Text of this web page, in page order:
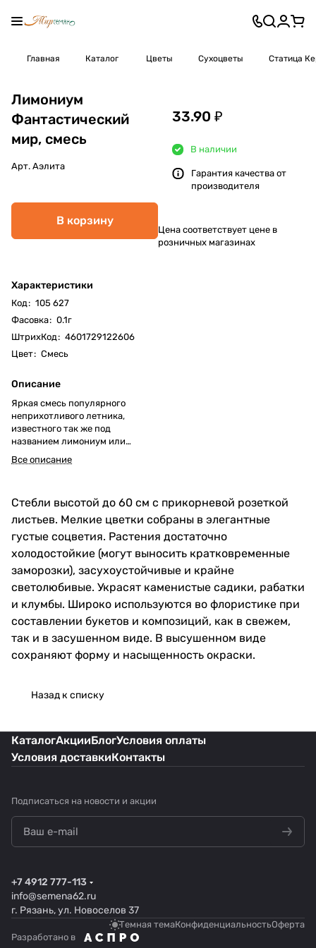
Главная Каталог Цветы Сухоцветы Статица
Лимониум
Фантастический
мир, смесь
Арт. Аэлита
В корзину
Характеристики
Код: 105 627
Фасовка: 0.1г
ШтрихКод: 4601729122606
Цвет: Смесь
Описание
Яркая смесь популярного
неприхотливого летника,
известного так же под
названием лимониум или
статице.
Все описание
33.90 ₽
В наличии
Гарантия качества от
производителя
Цена соответствует цене в
розничных магазинах
Стебли высотой до 60 см с прикорневой розеткой
листьев. Мелкие цветки собраны в элегантные
густые соцветия. Растения достаточно
холодостойкие (могут выносить кратковременные
заморозки), засухоустойчивые и крайне
светолюбивые. Украсят каменистые садики, рабатки
и клумбы. Широко используются во флористике при
составлении букетов и композиций, как в свежем,
так и в засушенном виде. В высушенном виде
сохраняют форму и насыщенность окраски.
Назад к списку
КаталогАкцииБлогУсловия оплаты
Условия доставкиКонтакты
Подписаться на новости и акции
+7 4912 777-113
info@semena62.ru
г. Рязань, ул. Новоселов 37
Темная темаКонфиденциальностьОферта
Разработано в